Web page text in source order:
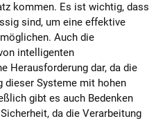
kommen. Es ist wichtig, dass
sind, um eine effektive
Auch die
intelligenten
Herausforderung dar, da die
dieser Systeme mit hohen
gibt es auch Bedenken
da die Verarbeitung